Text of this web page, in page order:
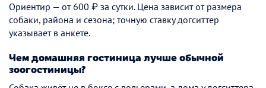
Ориентир — от 600 ₽ за сутки. Цена зависит от размера
собаки, района и сезона; точную ставку догситтер
указывает в анкете.
Чем домашняя гостиница лучше обычной
зоогостиницы?